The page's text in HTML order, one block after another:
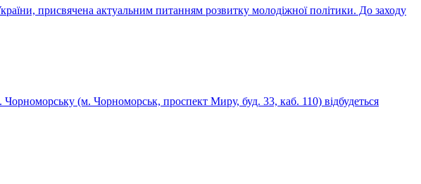
присвячена актуальним питанням розвитку молодіжної політики. До заходу
(м. Чорноморськ, проспект Миру, буд. 33, каб. 110) відбудеться